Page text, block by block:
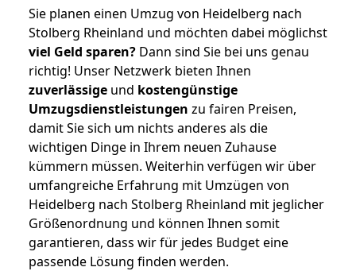
Sie planen einen Umzug von Heidelberg nach
Stolberg Rheinland und möchten dabei möglichst
viel Geld sparen? Dann sind Sie bei uns genau
richtig! Unser Netzwerk bieten Ihnen
zuverlässige und kostengünstige
Umzugsdienstleistungen zu fairen Preisen,
damit Sie sich um nichts anderes als die
wichtigen Dinge in Ihrem neuen Zuhause
kümmern müssen. Weiterhin verfügen wir über
umfangreiche Erfahrung mit Umzügen von
Heidelberg nach Stolberg Rheinland mit jeglicher
Größenordnung und können Ihnen somit
garantieren, dass wir für jedes Budget eine
passende Lösung finden werden.